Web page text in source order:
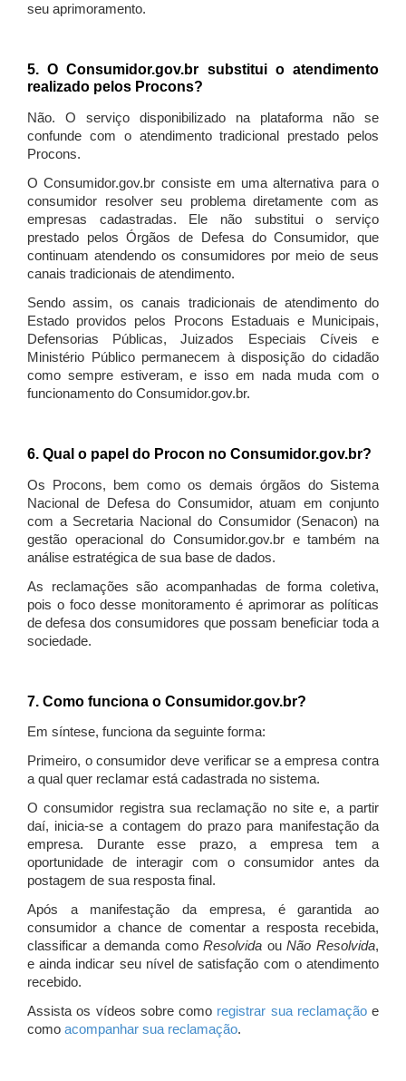
seu aprimoramento.
5. O Consumidor.gov.br substitui o atendimento
realizado pelos Procons?
Não. O serviço disponibilizado na plataforma não se
confunde com o atendimento tradicional prestado pelos
Procons.
O Consumidor.gov.br consiste em uma alternativa para o
consumidor resolver seu problema diretamente com as
empresas cadastradas. Ele não substitui o serviço
prestado pelos Órgãos de Defesa do Consumidor, que
continuam atendendo os consumidores por meio de seus
canais tradicionais de atendimento.
Sendo assim, os canais tradicionais de atendimento do
Estado providos pelos Procons Estaduais e Municipais,
Defensorias Públicas, Juizados Especiais Cíveis e
Ministério Público permanecem à disposição do cidadão
como sempre estiveram, e isso em nada muda com o
funcionamento do Consumidor.gov.br.
6. Qual o papel do Procon no Consumidor.gov.br?
Os Procons, bem como os demais órgãos do Sistema
Nacional de Defesa do Consumidor, atuam em conjunto
com a Secretaria Nacional do Consumidor (Senacon) na
gestão operacional do Consumidor.gov.br e também na
análise estratégica de sua base de dados.
As reclamações são acompanhadas de forma coletiva,
pois o foco desse monitoramento é aprimorar as políticas
de defesa dos consumidores que possam beneficiar toda a
sociedade.
7. Como funciona o Consumidor.gov.br?
Em síntese, funciona da seguinte forma:
Primeiro, o consumidor deve verificar se a empresa contra
a qual quer reclamar está cadastrada no sistema.
O consumidor registra sua reclamação no site e, a partir
daí, inicia-se a contagem do prazo para manifestação da
empresa. Durante esse prazo, a empresa tem a
oportunidade de interagir com o consumidor antes da
postagem de sua resposta final.
Após a manifestação da empresa, é garantida ao
consumidor a chance de comentar a resposta recebida,
classificar a demanda comoResolvida ouNão Resolvida,
e ainda indicar seu nível de satisfação com o atendimento
recebido.
Assista os vídeos sobre como registrar sua reclamaçãoe
como acompanhar sua reclamação.